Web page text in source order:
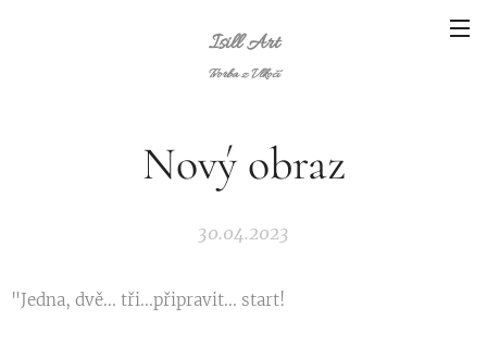
Isill Art
Tvorba z Vlkočí
Nový obraz
30.04.2023
"Jedna, dvě... tři...připravit... start!